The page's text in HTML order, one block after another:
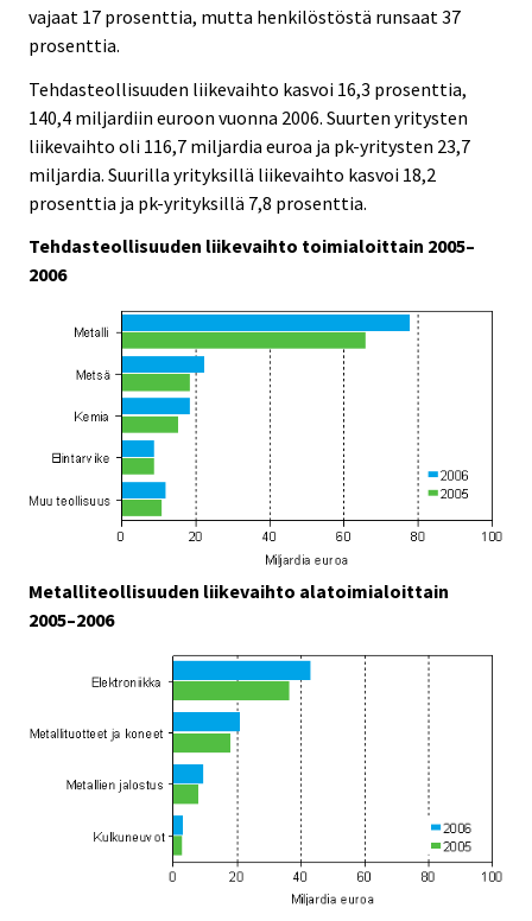
vajaat 17 prosenttia, mutta henkilöstöstä runsaat 37
prosenttia.
Tehdasteollisuuden liikevaihto kasvoi 16,3 prosenttia,
140,4 miljardiin euroon vuonna 2006. Suurten yritysten
liikevaihto oli 116,7 miljardia euroa ja pk-yritysten 23,7
miljardia. Suurilla yrityksillä liikevaihto kasvoi 18,2
prosenttia ja pk-yrityksillä 7,8 prosenttia.
Tehdasteollisuuden liikevaihto toimialoittain 2005–
2006
Metalliteollisuuden liikevaihto alatoimialoittain
2005–2006